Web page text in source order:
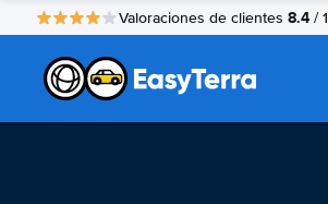
Valoraciones de clientes 8.4 /